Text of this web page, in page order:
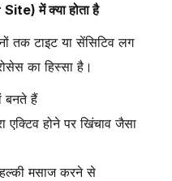
में क्या होता है
तक टाइट या सेंसिटिव लग
का हिस्सा है।
बनते हैं
एक्टिव होने पर खिंचाव जैसा
मसाज करने से